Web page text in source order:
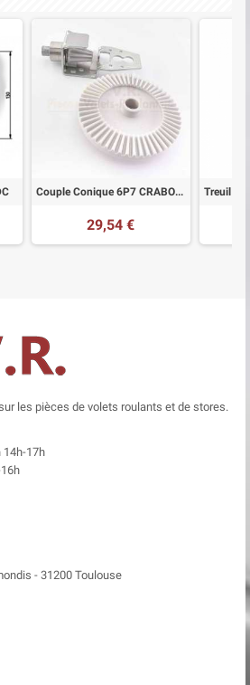
Couple Conique 6P7 CRABOT 1/5.8
29,54 €
les pièces de volets roulants et de stores.
14h-17h
- 31200 Toulouse